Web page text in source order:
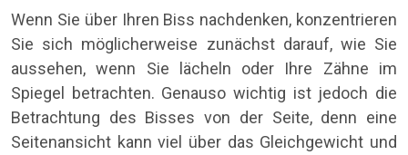
Wenn Sie über Ihren Biss nachdenken, konzentrieren
Sie sich möglicherweise zunächst darauf, wie Sie
aussehen, wenn Sie lächeln oder Ihre Zähne im
Spiegel betrachten. Genauso wichtig ist jedoch die
Betrachtung des Bisses von der Seite, denn eine
Seitenansicht kann viel über das Gleichgewicht und